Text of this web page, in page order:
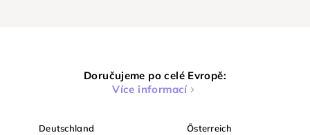
Doručujeme po celé Evropě:
Více informací
Deutschland Österreich